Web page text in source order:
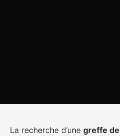
La recherche d’une greffe de